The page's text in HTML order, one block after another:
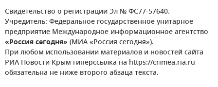
Свидетельство о регистрации Эл № ФС77-57640.
Учредитель: Федеральное государственное унитарное
предприятие Международное информационное агентство
«Россия сегодня» (МИА «Россия сегодня»).
При любом использовании материалов и новостей сайта
РИА Новости Крым гиперссылка на https://crimea.ria.ru
обязательна не ниже второго абзаца текста.